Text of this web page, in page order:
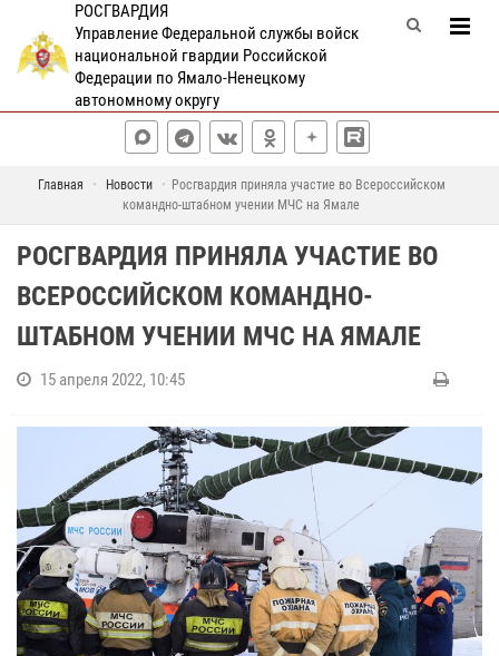
РОСГВАРДИЯ
Управление Федеральной службы войск
национальной гвардии Российской
Федерации по Ямало-Ненецкому
автономному округу
Главная Новости
Росгвардия приняла участие во Всероссийском
командно-штабном учении МЧС на Ямале
РОСГВАРДИЯ ПРИНЯЛА УЧАСТИЕ ВО
ВСЕРОССИЙСКОМ КОМАНДНО-
ШТАБНОМ УЧЕНИИ МЧС НА ЯМАЛЕ
15 апреля 2022, 10:45